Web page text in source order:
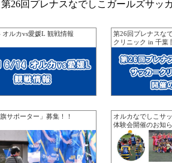
26回プレナスなでしこガールズサッ
オルカvs愛媛L 観戦情報
第26回プレナスな
クリニック in 千葉
旗サポーター」募集！！
オルカなでしこサ
体験会開催のお知